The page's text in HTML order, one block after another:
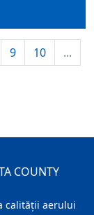
9 10
...
COUNTY
calității aerului